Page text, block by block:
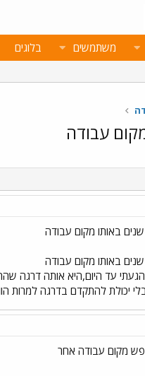
משתמשים בלוגים
יכולת להתקדם בדרגה למרות
מקום עבודה אחר